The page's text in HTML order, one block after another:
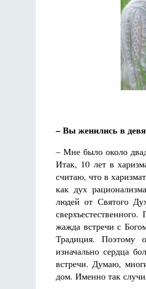
– Вы женились в
– Мне было около
Итак, 10 лет в
считаю, что в
как дух
людей от Святого
жажда встречи с
Традиция. Поэтому
изначально сердца
встречи. Думаю,
дом. Именно так